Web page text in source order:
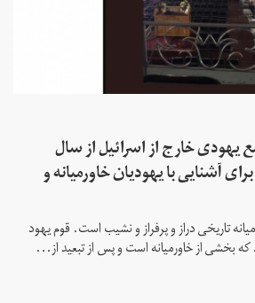
یهودی خارج از اسرائیل از سال
برای آشنایی با یهودیان خاورمیانه و
تاریخی دراز و پرفراز و نشیب است. قوم یهود
که بخشی از خاورمیانه است و پس از تبعید از...